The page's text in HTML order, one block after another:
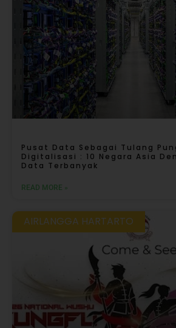
Pusat Data Sebagai Tulang
Digitalisasi : 10 Negara Asia
Data Terbanyak
READ MORE »
AIRLANGGA HARTARTO